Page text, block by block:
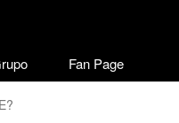
Fan Page